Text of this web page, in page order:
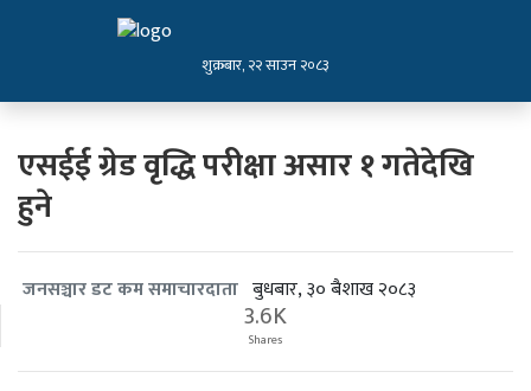
शुक्रबार, २२ साउन २०८३
एसईई ग्रेड वृद्धि परीक्षा असार १ गतेदेखि
हुने
जनसञ्चार डट कम समाचारदाता बुधबार, ३० बैशाख २०८३
3.6K
Shares